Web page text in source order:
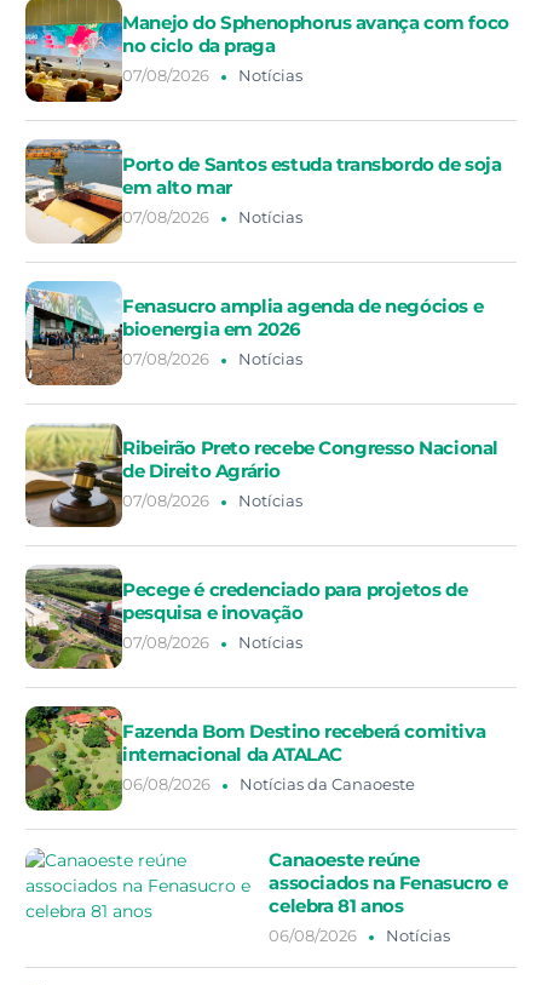
Manejo do Sphenophorus avança com foco
no ciclo da praga
07/08/2026 Notícias
Porto de Santos estuda transbordo de soja
em alto mar
07/08/2026 Notícias
Fenasucro amplia agenda de negócios e
bioenergia em 2026
07/08/2026 Notícias
Ribeirão Preto recebe Congresso Nacional
de Direito Agrário
07/08/2026 Notícias
Pecege é credenciado para projetos de
pesquisa e inovação
07/08/2026 Notícias
Fazenda Bom Destino receberá comitiva
internacional da ATALAC
06/08/2026 Notícias da Canaoeste
Canaoeste reúne
associados na Fenasucro e
celebra 81 anos
06/08/2026 Notícias